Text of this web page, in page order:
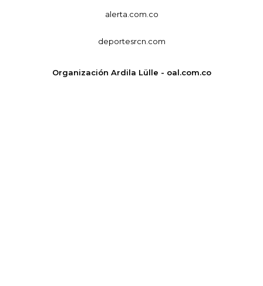
alerta.com.co
deportesrcn.com
Organización Ardila Lülle - oal.com.co